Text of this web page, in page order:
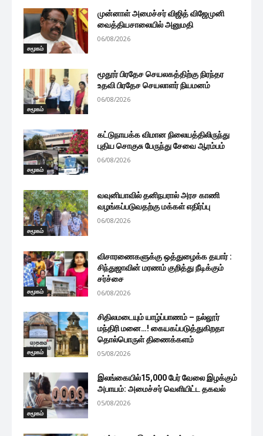
சமூகம்
முன்னாள் அமைச்சர் விஜித் விஜேமுனி
வைத்தியசாலையில் அனுமதி
06/08/2026
சமூகம்
மூதூர் பிரதேச செயலகத்திற்கு நிரந்தர
உதவி பிரதேச செயலாளர் நியமனம்
06/08/2026
சமூகம்
கட்டுநாயக்க விமான நிலையத்திலிருந்து
புதிய சொகுசு பேருந்து சேவை ஆரம்பம்
06/08/2026
சமூகம்
வவுனியாவில் தனிநபரால் அரச காணி
வழங்கப்படுவதற்கு மக்கள் எதிர்ப்பு
06/08/2026
சமூகம்
விசாரணைகளுக்கு ஒத்துழைக்க தயார் :
சிந்துஜாவின் மரணம் குறித்து நீடிக்கும்
சர்ச்சை
06/08/2026
சமூகம்
சிதிலமடையும் யாழ்ப்பாணம் – நல்லூர்
மந்திரி மனை…! கையகப்படுத்துகிறதா
தொல்பொருள் திணைக்களம்
05/08/2026
சமூகம்
இலங்கையில்15,000 பேர் வேலை இழக்கும்
அபாயம்: அமைச்சர் வெளியிட்ட தகவல்
05/08/2026